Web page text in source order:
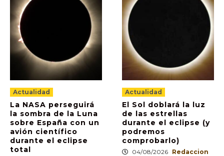
Actualidad
La NASA perseguirá
la sombra de la Luna
sobre España con un
avión científico
durante el eclipse
total
Actualidad
El Sol doblará la luz
de las estrellas
durante el eclipse (y
podremos
comprobarlo)
04/08/2026 Redaccion